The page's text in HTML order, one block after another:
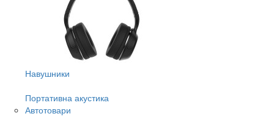
Навушники
Портативна акустика
Автотовари